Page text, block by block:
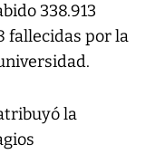
338.913
fallecidas por la
la